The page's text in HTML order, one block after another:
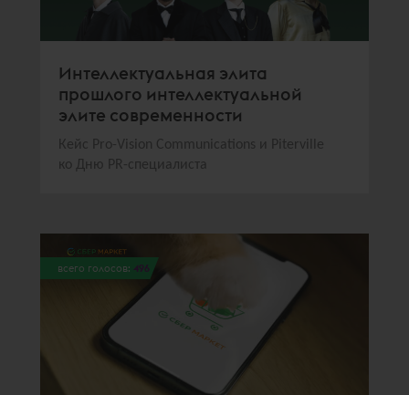
Интеллектуальная элита
прошлого интеллектуальной
элите современности
Кейс Pro-Vision Communications и Piterville
ко Дню PR-специалиста
всего голосов: 496